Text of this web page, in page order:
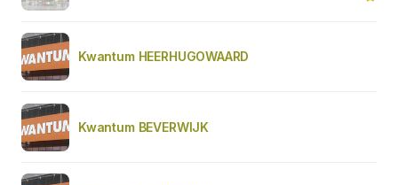
Kwantum HEERHUGOWAARD
Kwantum BEVERWIJK